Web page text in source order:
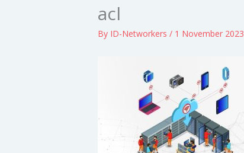
acl
By ID-Networkers/ 1 November 2023